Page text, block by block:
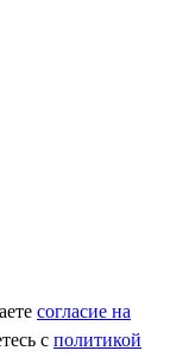
согласие на
c политикой